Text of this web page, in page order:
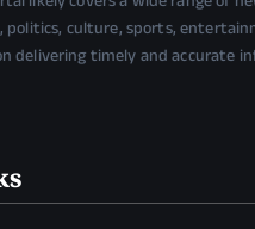
politics, culture, sports,
delivering timely and accurate